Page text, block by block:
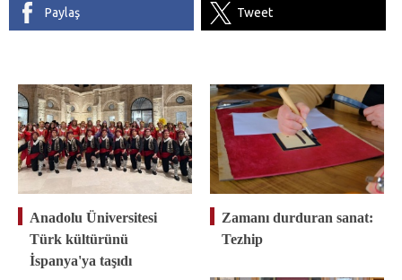
Paylaş Tweet
Anadolu Üniversitesi
Türk kültürünü
İspanya'ya taşıdı
Zamanı durduran sanat:
Tezhip